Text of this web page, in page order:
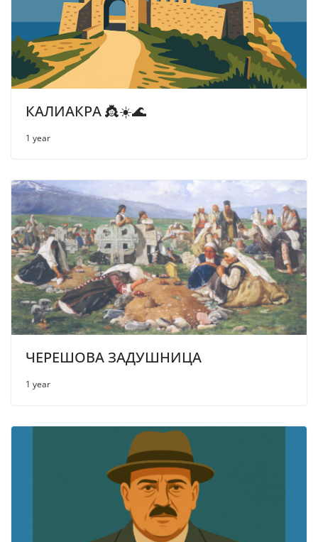
КАЛИАКРА 👸☀️🌊
1 year
ЧЕРЕШОВА ЗАДУШНИЦА
1 year